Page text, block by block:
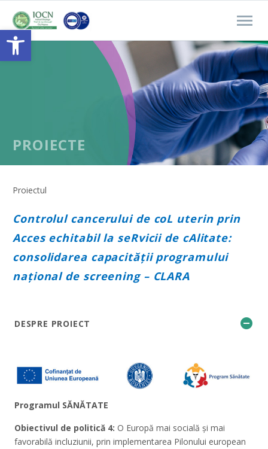
Open toolbar
PROIECTE
Proiectul
Controlul cancerului de coL uterin prin
Acces echitabil la seRvicii de cAlitate:
consolidarea capacității programului
național de screening – CLARA
DESPRE PROIECT
Programul SĂNĂTATE
Obiectivul de politică 4: O Europă mai socială și mai
favorabilă incluziunii, prin implementarea Pilonului european